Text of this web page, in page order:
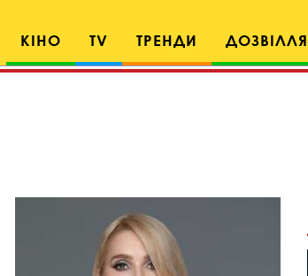
КІНО TV ТРЕНДИ ДОЗВІЛЛЯ